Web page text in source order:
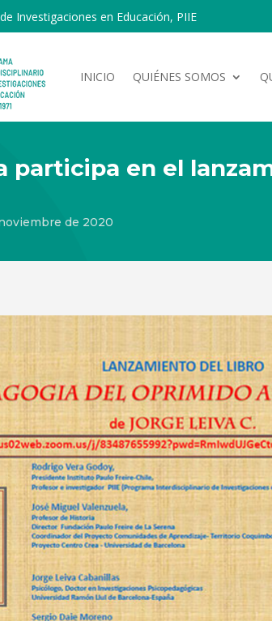
Investigaciones en Educación, PIIE
INICIO QUIÉNES SOMOS
participa en el
de 2020